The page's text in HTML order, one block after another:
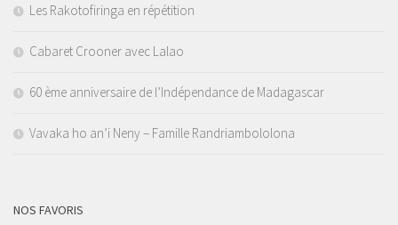
Les Rakotofiringa en répétition
Cabaret Crooner avec Lalao
60 ème anniversaire de l’Indépendance de Madagascar
Vavaka ho an’i Neny – Famille Randriambololona
NOS FAVORIS